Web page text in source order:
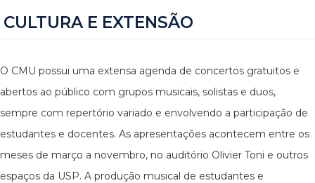
CULTURA E EXTENSÃO
O CMU possui uma extensa agenda de concertos gratuitos e
abertos ao público com grupos musicais, solistas e duos,
sempre com repertório variado e envolvendo a participação de
estudantes e docentes. As apresentações acontecem entre os
meses de março a novembro, no auditório Olivier Toni e outros
espaços da USP. A produção musical de estudantes e